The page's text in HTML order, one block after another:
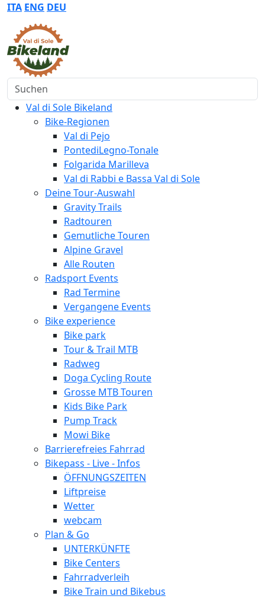
ITA ENG DEU
Suchen
Val di Sole Bikeland
Bike-Regionen
Val di Pejo
PontediLegno-Tonale
Folgarida Marilleva
Val di Rabbi e Bassa Val di Sole
Deine Tour-Auswahl
Gravity Trails
Radtouren
Gemutliche Touren
Alpine Gravel
Alle Routen
Radsport Events
Rad Termine
Vergangene Events
Bike experience
Bike park
Tour & Trail MTB
Radweg
Doga Cycling Route
Grosse MTB Touren
Kids Bike Park
Pump Track
Mowi Bike
Barrierefreies Fahrrad
Bikepass - Live - Infos
ÖFFNUNGSZEITEN
Liftpreise
Wetter
webcam
Plan & Go
UNTERKÜNFTE
Bike Centers
Fahrradverleih
Bike Train und Bikebus